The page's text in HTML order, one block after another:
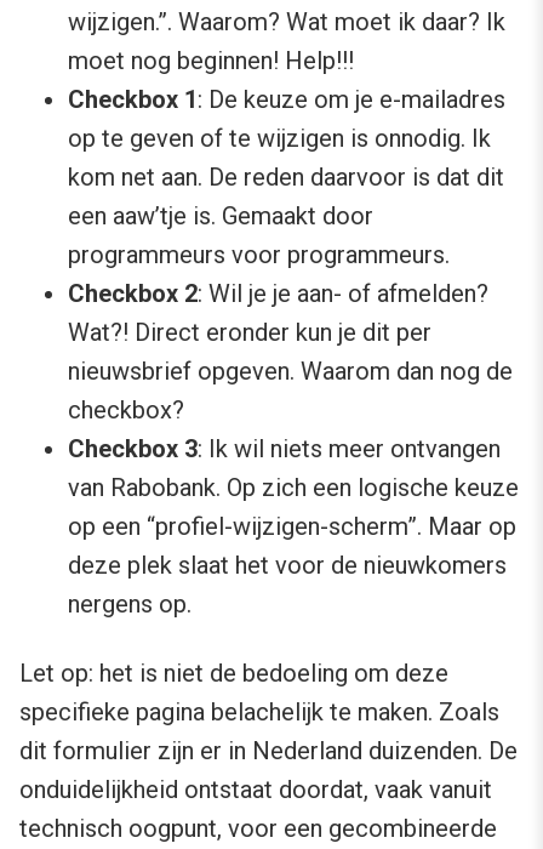
wijzigen.”. Waarom? Wat moet ik daar? Ik
moet nog beginnen! Help!!!
Checkbox 1: De keuze om je e-mailadres
op te geven of te wijzigen is onnodig. Ik
kom net aan. De reden daarvoor is dat dit
een aaw’tje is. Gemaakt door
programmeurs voor programmeurs.
Checkbox 2: Wil je je aan- of afmelden?
Wat?! Direct eronder kun je dit per
nieuwsbrief opgeven. Waarom dan nog de
checkbox?
Checkbox 3: Ik wil niets meer ontvangen
van Rabobank. Op zich een logische keuze
op een “profiel-wijzigen-scherm”. Maar op
deze plek slaat het voor de nieuwkomers
nergens op.
Let op: het is niet de bedoeling om deze
specifieke pagina belachelijk te maken. Zoals
dit formulier zijn er in Nederland duizenden. De
onduidelijkheid ontstaat doordat, vaak vanuit
technisch oogpunt, voor een gecombineerde